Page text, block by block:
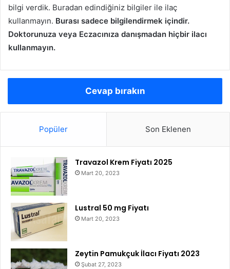
bilgi verdik. Buradan edindiğiniz bilgiler ile ilaç
kullanmayın. Burası sadece bilgilendirmek içindir.
Doktorunuza veya Eczacınıza danışmadan hiçbir ilacı
kullanmayın.
Cevap bırakın
Popüler Son Eklenen
Travazol Krem Fiyatı 2025
Mart 20, 2023
Lustral 50 mg Fiyatı
Mart 20, 2023
Zeytin Pamukçuk İlacı Fiyatı 2023
Şubat 27, 2023